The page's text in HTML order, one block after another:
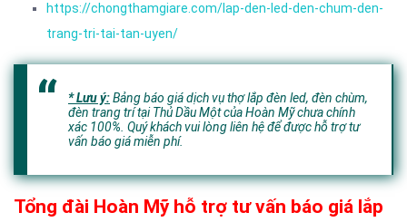
https://chongthamgiare.com/lap-den-led-den-chum-den-
trang-tri-tai-tan-uyen/
* Lưu ý:Bảng báo giá dịch vụ thợ lắp đèn led, đèn chùm,
đèn trang trí tại Thủ Dầu Một của Hoàn Mỹ chưa chính
xác 100%. Quý khách vui lòng liên hệ để được hỗ trợ tư
vấn báo giá miễn phí.
Tổng đài Hoàn Mỹ hỗ trợ tư vấn báo giá lắp